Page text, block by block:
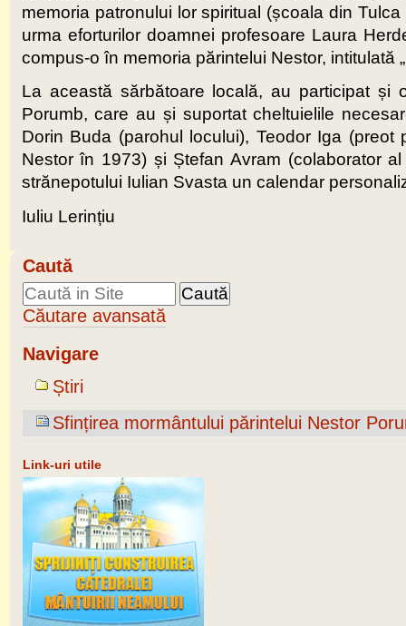
memoria patronului lor spiritual (școala din
urma eforturilor doamnei profesoare Laura
compus-o în memoria părintelui Nestor, intitulată
La această sărbătoare locală, au participat și
Porumb, care au și suportat cheltuielile
Dorin Buda (parohul locului), Teodor Iga
Nestor în 1973) și Ștefan Avram (colaborator
strănepotului Iulian Svasta un calendar
Iuliu Lerințiu
Caută
Căutare avansată
Navigare
Știri
Sfințirea mormântului părintelui Nestor
Link-uri utile